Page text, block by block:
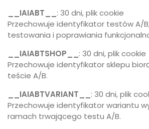
__IAIABT__ : 30 dni, plik cookie
Przechowuje identyfikator testów A/
testowania i poprawiania
__IAIABTSHOP__ : 30 dni, plik cookie
Przechowuje identyfikator sklepu
teście A/B.
__IAIABTVARIANT__ : 30 dni, plik
Przechowuje identyfikator wariantu
ramach trwającego testu A/B.